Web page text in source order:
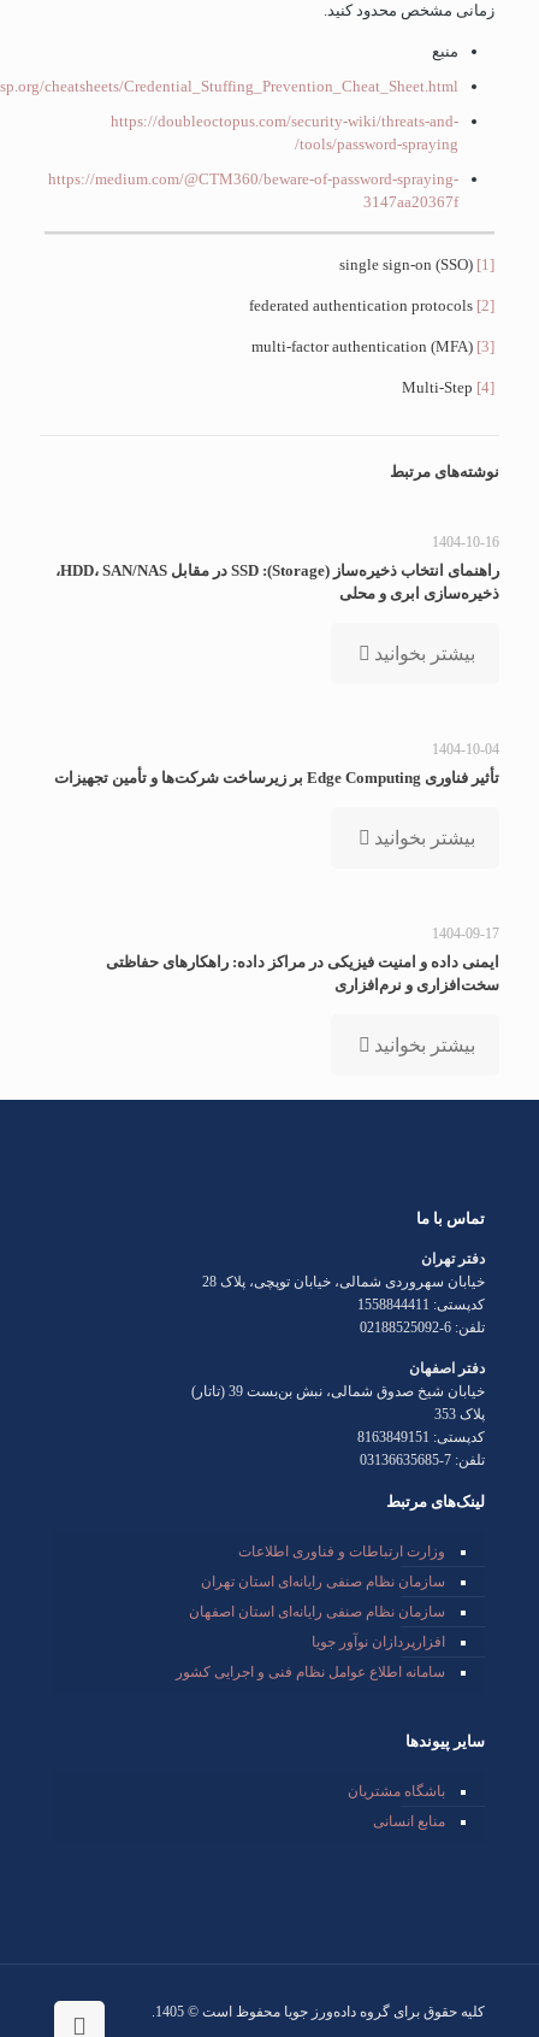
زمانی مشخص محدود کنید.
منبع
cheatsheets/Credential_Stuffing_Prevention_Cheat_Sheet.html
https://doubleoctopus.com/security-wiki/threats-and-
tools/password-spraying/
https://medium.com/@CTM360/beware-of-password-spraying-
3147aa20367f
[1]
[2]
[3]
[4]
نوشته‌های مرتبط
1404-10-16
راهنمای انتخاب ذخیره‌ساز (Storage): SSD در مقابل HDD، SAN/NAS،
ذخیره‌سازی ابری و محلی
بیشتر بخوانید
1404-10-04
تأثیر فناوری Edge Computing بر زیرساخت شرکت‌ها و تأمین تجهیزات
بیشتر بخوانید
1404-09-17
ایمنی داده و امنیت فیزیکی در مراکز داده: راهکارهای حفاظتی
سخت‌افزاری و نرم‌افزاری
بیشتر بخوانید
تماس با ما
دفتر تهران
خیابان سهروردی شمالی، خیابان توپچی، پلاک 28
کدپستی: 1558844411
تلفن: 6-02188525092
دفتر اصفهان
خیابان شیخ صدوق شمالی، نبش بن‌بست 39 (تاتار)
پلاک 353
کدپستی: 8163849151
تلفن: 7-03136635685
لینک‌های مرتبط
وزارت ارتباطات و فناوری اطلاعات
سازمان نظام صنفی رایانه‌ای استان تهران
سازمان نظام صنفی رایانه‌ای استان اصفهان
افزارپردازان نوآور جویا
سامانه اطلاع عوامل نظام فنی و اجرایی کشور
سایر پیوندها
باشگاه مشتریان
منابع انسانی
کلیه حقوق برای گروه داده‌ورز جویا محفوظ است © 1405.